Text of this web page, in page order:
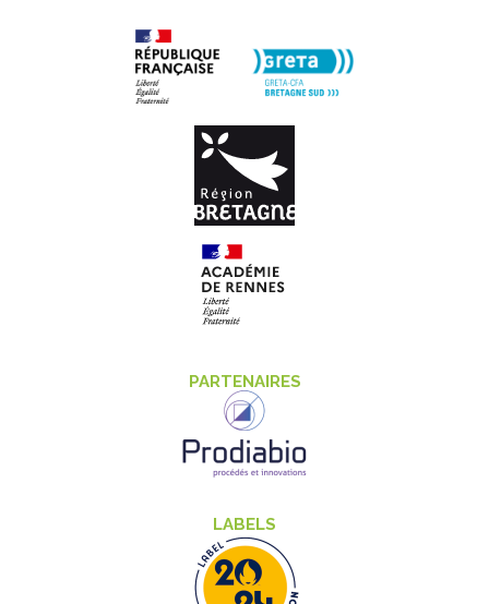
PARTENAIRES
LABELS